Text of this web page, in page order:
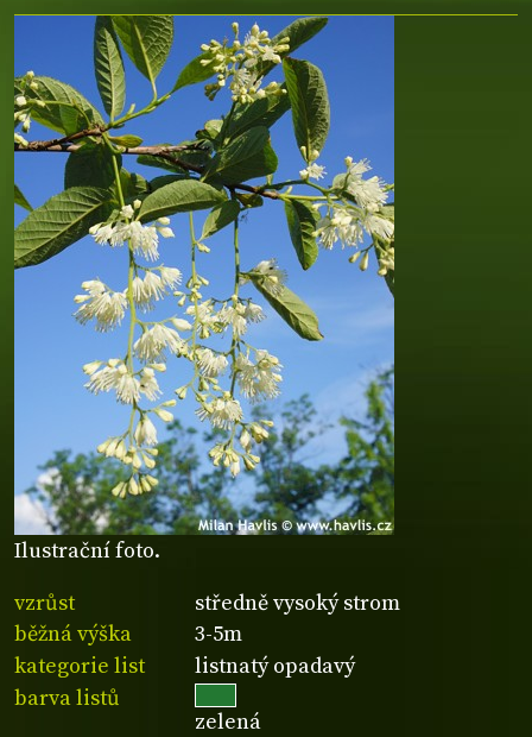
Ilustrační foto.
vzrůst
středně vysoký strom
běžná výška
3-5m
kategorie list
listnatý opadavý
barva listů
zelená